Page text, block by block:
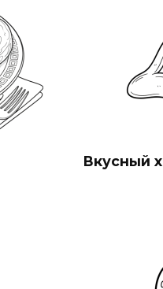
Вкусный